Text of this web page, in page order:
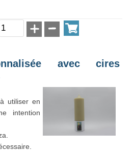
avec cires
utiliser en
intention